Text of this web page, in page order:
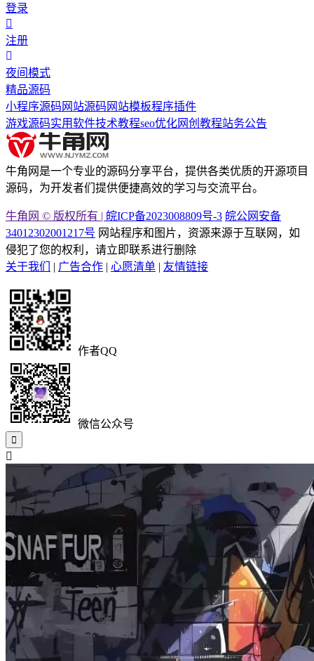
登录
注册
夜间模式
精品源码
小程序源码 网站源码 网站模板程序插件
游戏源码实用软件技术教程seo优化网创教程站务公告
牛角网是一个专业的源码分享平台，提供各类优质的开源项目
源码，为开发者们提供便捷高效的学习与交流平台。
牛角网 © 版权所有 | 皖ICP备2023008809号-3 皖公网安备
34012302001217号 网站程序和图片，资源来源于互联网，如
侵犯了您的权利，请立即联系进行删除
关于我们
| 广告合作 | 心愿清单 | 友情链接
作者QQ
微信公众号